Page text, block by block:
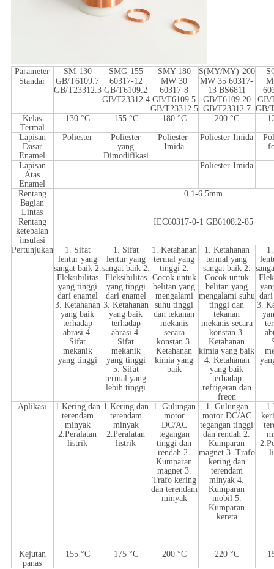
Parameter SM-130 SMG-155 SMY-180 S(MY/MY)-200
Standar
GB/T6109.7
GB/T23312.3
60317-12
GB/T6109.2
GB/T23312.4
MW 30
60317-8
GB/T6109.5
GB/T23312.5
MW 35 60317-
13 BS6811
GB/T6109.20
GB/T23312.7
GB/
GB/
Kelas
Termal
130 °C 155 °C 180 °C 200 °C
Lapisan
Dasar
Enamel
Poliester
Poliester
yang
Dimodifikasi
Poliester-
Imida
Poliester-Imida
Lapisan
Atas
Enamel
Poliester-Imida
Rentang
Bagian
Lintas
0.1-6.5mm
Rentang
ketebalan
insulasi
IEC60317-0-1 GB6108.2-85
Pertunjukan
1. Sifat
lentur yang
sangat baik 2.
Fleksibilitas
yang tinggi
dari enamel
3. Ketahanan
yang baik
terhadap
abrasi 4.
Sifat
mekanik
yang tinggi
1. Sifat
lentur yang
sangat baik 2.
Fleksibilitas
yang tinggi
dari enamel
3. Ketahanan
yang baik
terhadap
abrasi 4.
Sifat
mekanik
yang tinggi
5. Sifat
termal yang
lebih tinggi
1. Ketahanan
termal yang
tinggi 2.
Cocok untuk
belitan yang
mengalami
suhu tinggi
dan tekanan
mekanis
secara
konstan 3.
Ketahanan
kimia yang
baik
1. Ketahanan
termal yang
sangat baik 2.
Cocok untuk
belitan yang
mengalami suhu
tinggi dan
tekanan
mekanis secara
konstan 3.
Ketahanan
kimia yang baik
4. Ketahanan
yang baik
terhadap
refrigeran dan
freon
dari
3.
Aplikasi
1.Kering dan
terendam
minyak
2.Peralatan
listrik
1.Kering dan
terendam
minyak
2.Peralatan
listrik
1. Gulungan
motor
DC/AC
tegangan
tinggi dan
rendah 2.
Kumparan
magnet 3.
Trafo kering
dan terendam
minyak
1. Gulungan
motor DC/AC
tegangan tinggi
dan rendah 2.
Kumparan
magnet 3. Trafo
kering dan
terendam
minyak 4.
Kumparan
mobil 5.
Kumparan
kereta
Kejutan
panas
155 °C 175 °C 200 °C 220 °C